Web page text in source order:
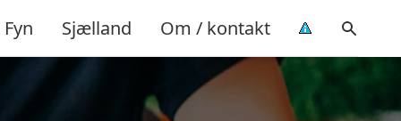
Fyn Sjælland Om / kontakt